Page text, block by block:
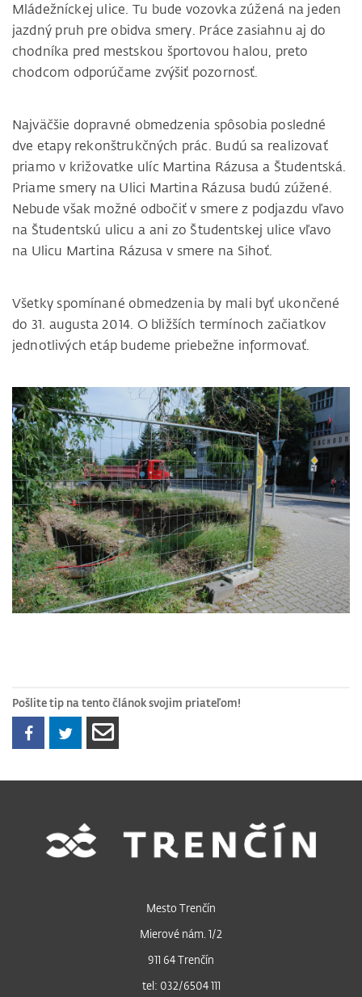
Mládežníckej ulice. Tu bude vozovka zúžená na jeden
jazdný pruh pre obidva smery. Práce zasiahnu aj do
chodníka pred mestskou športovou halou, preto
chodcom odporúčame zvýšiť pozornosť.
Najväčšie dopravné obmedzenia spôsobia posledné
dve etapy rekonštrukčných prác. Budú sa realizovať
priamo v križovatke ulíc Martina Rázusa a Študentská.
Priame smery na Ulici Martina Rázusa budú zúžené.
Nebude však možné odbočiť v smere z podjazdu vľavo
na Študentskú ulicu a ani zo Študentskej ulice vľavo
na Ulicu Martina Rázusa v smere na Sihoť.
Všetky spomínané obmedzenia by mali byť ukončené
do 31. augusta 2014. O bližších termínoch začiatkov
jednotlivých etáp budeme priebežne informovať.
Pošlite tip na tento článok svojim priateľom!
Mesto Trenčín
Mierové nám. 1/2
911 64 Trenčín
tel: 032/6504 111